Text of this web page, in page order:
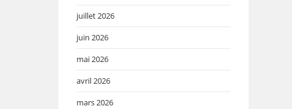
juillet 2026
juin 2026
mai 2026
avril 2026
mars 2026